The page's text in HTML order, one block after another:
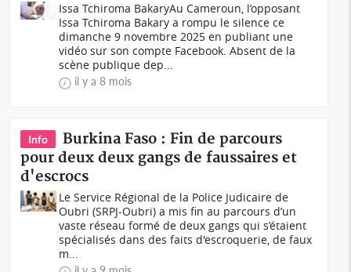
Issa Tchiroma BakaryAu Cameroun, l’opposant
Issa Tchiroma Bakary a rompu le silence ce
dimanche 9 novembre 2025 en publiant une
vidéo sur son compte Facebook. Absent de la
scène publique dep...
il y a 8 mois
Info
Burkina Faso : Fin de parcours
pour deux deux gangs de faussaires et
d'escrocs
Le Service Régional de la Police Judicaire de
Oubri (SRPJ-Oubri) a mis fin au parcours d’un
vaste réseau formé de deux gangs qui s’étaient
spécialisés dans des faits d'escroquerie, de faux
m...